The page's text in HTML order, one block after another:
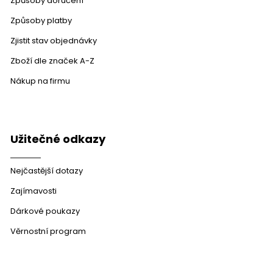
Způsoby platby
Zjistit stav objednávky
Zboží dle značek A-Z
Nákup na firmu
Užitečné odkazy
Nejčastější dotazy
Zajímavosti
Dárkové poukazy
Věrnostní program